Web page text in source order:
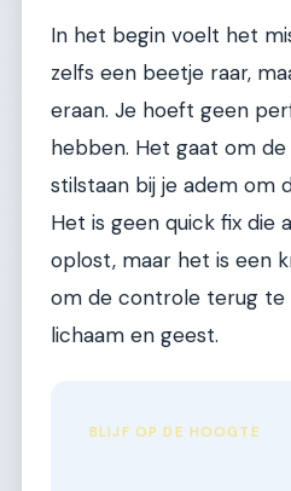
In het begin voelt het
zelfs een beetje raar,
eraan. Je hoeft geen
hebben. Het gaat om
stilstaan bij je adem om
Het is geen quick fix die
oplost, maar het is een
om de controle terug te
lichaam en geest.
BLIJF OP DE HOOGTE